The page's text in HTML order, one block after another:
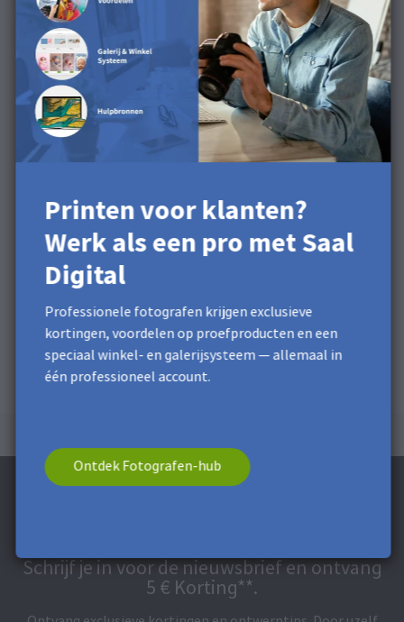
Fotoafdrukken XT.
Ontdek het oppervlak in
onze productvideo
Printen voor klanten?
Werk als een pro met Saal
Digital
Professionele fotografen krijgen exclusieve
kortingen, voordelen op proefproducten en een
speciaal winkel- en galerijsysteem — allemaal in
één professioneel account.
Ontdek Fotografen-hub
Schrijf je in voor de nieuwsbrief en ontvang
5 € Korting**.